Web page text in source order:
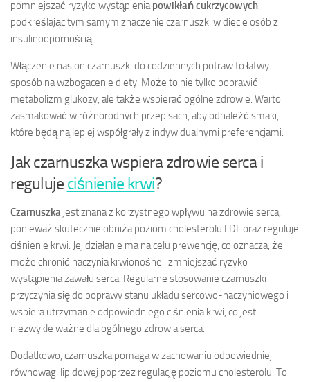
pomniejszać ryzyko wystąpieniapowikłań cukrzycowych,
podkreślając tym samym znaczenie czarnuszki w diecie osób z
insulinoopornością.
Włączenie nasion czarnuszki do codziennych potraw to łatwy
sposób na wzbogacenie diety. Może to nie tylko poprawić
metabolizm glukozy, ale także wspierać ogólne zdrowie. Warto
zasmakować w różnorodnych przepisach, aby odnaleźć smaki,
które będą najlepiej współgrały z indywidualnymi preferencjami.
Jak czarnuszka wspiera zdrowie serca i
reguluje ciśnienie krwi?
Czarnuszka jest znana z korzystnego wpływu na zdrowie serca,
ponieważ skutecznie obniża poziom cholesterolu LDL oraz reguluje
ciśnienie krwi. Jej działanie ma na celu prewencję, co oznacza, że
może chronić naczynia krwionośne i zmniejszać ryzyko
wystąpienia zawału serca. Regularne stosowanie czarnuszki
przyczynia się do poprawy stanu układu sercowo-naczyniowego i
wspiera utrzymanie odpowiedniego ciśnienia krwi, co jest
niezwykle ważne dla ogólnego zdrowia serca.
Dodatkowo, czarnuszka pomaga w zachowaniu odpowiedniej
równowagi lipidowej poprzez regulację poziomu cholesterolu. To